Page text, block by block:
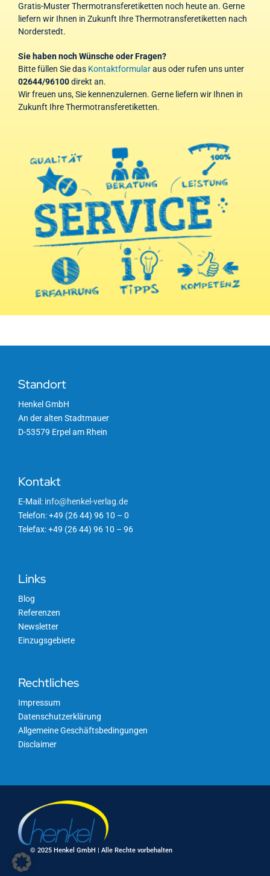
Gratis-Muster Thermotransferetiketten noch heute an. Gerne
liefern wir Ihnen in Zukunft Ihre Thermotransferetiketten nach
Norderstedt.
Sie haben noch Wünsche oder Fragen?
Bitte füllen Sie das Kontaktformularaus oder rufen uns unter
02644/96100direkt an.
Wir freuen uns, Sie kennenzulernen. Gerne liefern wir Ihnen in
Zukunft Ihre Thermotransferetiketten.
Standort
Henkel GmbH
An der alten Stadtmauer
D-53579 Erpel am Rhein
Kontakt
E-Mail: info@henkel-verlag.de
Telefon: +49 (26 44) 96 10 – 0
Telefax: +49 (26 44) 96 10 – 96
Links
Blog
Referenzen
Newsletter
Einzugsgebiete
Rechtliches
Impressum
Datenschutzerklärung
Allgemeine Geschäftsbedingungen
Disclaimer
© 2025 Henkel GmbH | Alle Rechte vorbehalten